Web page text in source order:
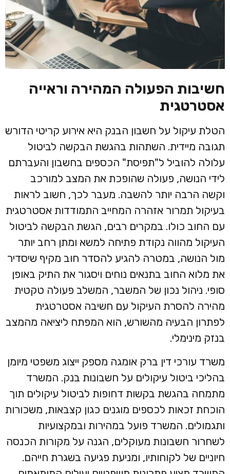
חשיבות הפעולה המהירה וראייה
אסטרטגית
הטלת עיקול על חשבון הבנק היא אירוע קריטי הדורש
תגובה מיידית. השתהות בהגשת הבקשה לביטול
עלולה להוביל ל"תפיסת" הכספים בחשבון והעברתם
לידי הנושה, פעולה שהופכת את המצב למורכב
וקשה הרבה יותר להשבה. מעבר לכך, חשוב לראות
בעיקול תמרור אזהרה המחייב התמודדות אסטרטגית
עם החוב כולו. במקרים רבים, הגשת הבקשה לביטול
העיקול מהווה נקודת פתיחה למשא ומתן רחב יותר
מול הנושה, במטרה להגיע להסדר חוב מקיף שיסדיר
את מלוא החוב בתנאים נוחים ויסגור את התיק באופן
סופי. ניהול נכון של המשבר, המשלב פעולה טקטית
מהירה להסרת העיקול עם חשיבה אסטרטגית
לפתרון הבעיה מהשורש, הוא המפתח ליציאה מהמצב
בנזק מינימלי.
משרד עורכי דין ברק אומגה מספק ייצוג משפטי מיומן
בהליכי ביטול עיקולים על חשבונות בנק. המשרד
מתמחה בהגשת בקשות דחופות לביטול עיקולים תוך
הוכחת זכאות לכספים מוגנים כגון קצבאות, משכורות
ותגמולים. המשרד פועל במהירות ובמקצועיות
לשחרור חשבונות מעוקלים, הגנה על מקורות הכנסה
חיוניים של לקוחותיו, ומניעת פגיעה בשגרת חייהם.